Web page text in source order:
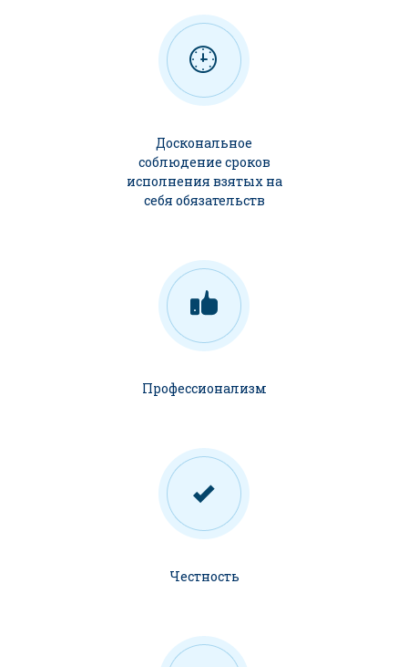
Доскональное
соблюдение сроков
исполнения взятых на
себя обязательств
Профессионализм
Честность